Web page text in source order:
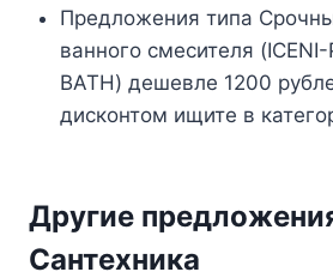
Предложения типа
ванного смесителя
BATH) дешевле 1200
дисконтом ищите в
Другие
Сантехника